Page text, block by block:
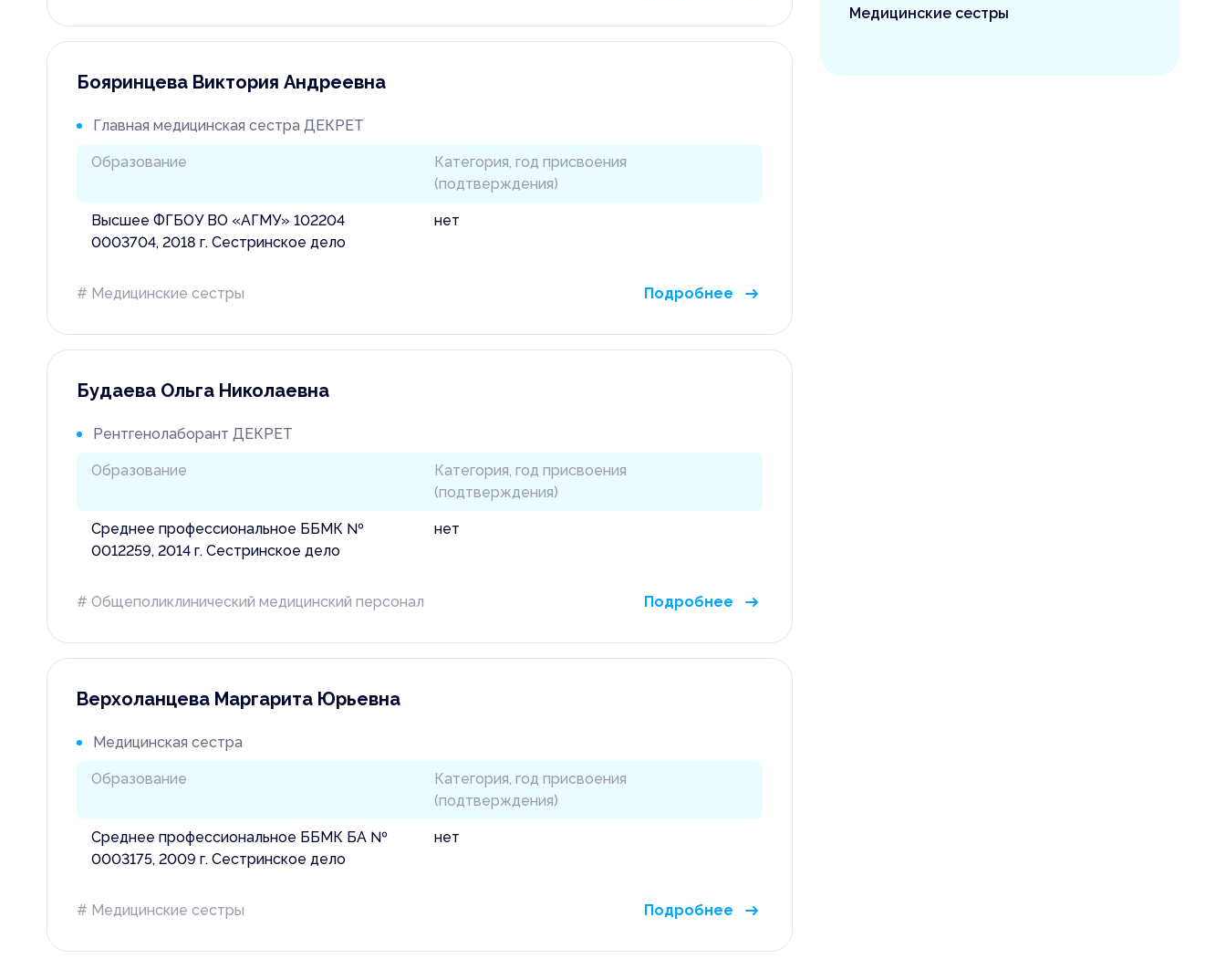
экстренного обращения
Бояринцева Виктория Андреевна
Главная медицинская сестра ДЕКРЕТ
Образование
Категория, год присвоения
(подтверждения)
Высшее ФГБОУ ВО «АГМУ» 102204
0003704, 2018 г. Сестринское дело
нет
# Медицинские сестры Подробнее
Будаева Ольга Николаевна
Рентгенолаборант ДЕКРЕТ
Образование
Категория, год присвоения
(подтверждения)
Среднее профессиональное ББМК №
0012259, 2014 г. Сестринское дело
нет
# Общеполиклинический медицинский персонал Подробнее
Верхоланцева Маргарита Юрьевна
Медицинская сестра
Образование
Категория, год присвоения
(подтверждения)
Среднее профессиональное ББМК БА №
0003175, 2009 г. Сестринское дело
нет
# Медицинские сестры Подробнее
Медицинские сестры